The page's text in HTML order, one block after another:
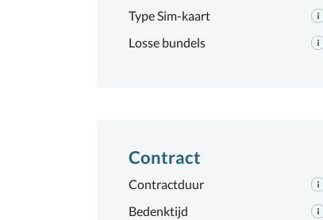
Type Sim-kaart
Losse bundels
Contract
Contractduur
Bedenktijd